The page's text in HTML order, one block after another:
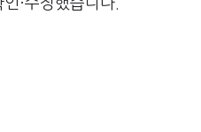
·수정했습니다.